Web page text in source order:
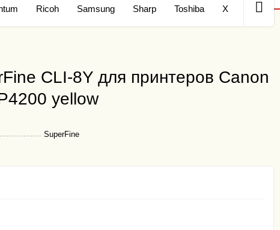
Ricoh Samsung Sharp Toshiba Xerox
CLI-8Y для принтеров Canon
yellow
SuperFine